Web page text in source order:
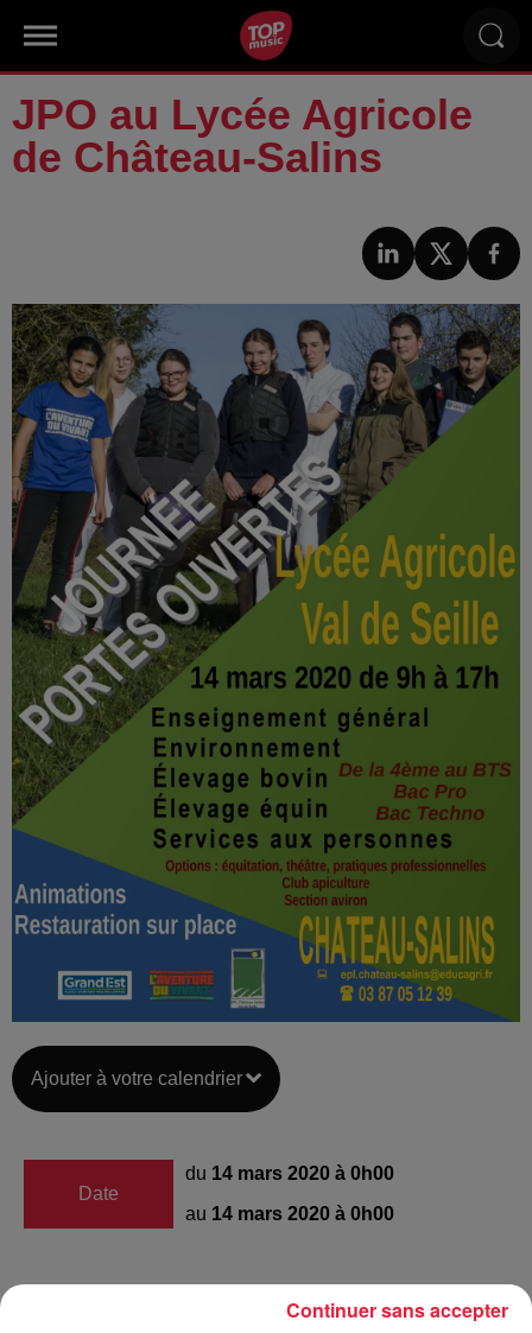
JPO au Lycée Agricole
de Château-Salins
Ajouter à votre calendrier
Date
du 14 mars 2020 à 0h00
au 14 mars 2020 à 0h00
Château-SalinsContinuer sans accepter